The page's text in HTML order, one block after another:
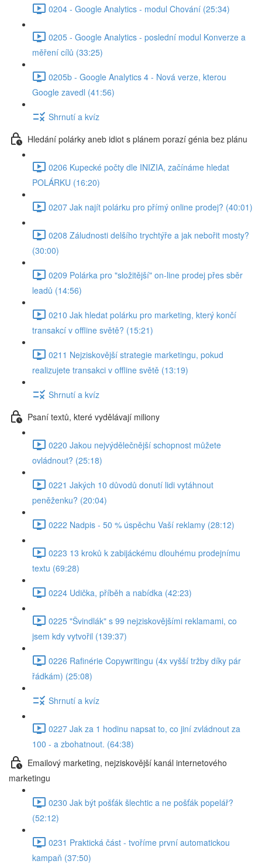
0204 - Google Analytics - modul Chování (25:34)
0205 - Google Analytics - poslední modul Konverze a
měření cílů (33:25)
0205b - Google Analytics 4 - Nová verze, kterou
Google zavedl (41:56)
Shrnutí a kvíz
Hledání polárky aneb idiot s plánem porazí génia bez plánu
0206 Kupecké počty dle INIZIA, začínáme hledat
POLÁRKU (16:20)
0207 Jak najít polárku pro přímý online prodej? (40:01)
0208 Záludnosti delšího trychtýře a jak nebořit mosty?
(30:00)
0209 Polárka pro "složitější" on-line prodej přes sběr
leadů (14:56)
0210 Jak hledat polárku pro marketing, který končí
transakcí v offline světě? (15:21)
0211 Nejziskovější strategie marketingu, pokud
realizujete transakci v offline světě (13:19)
Shrnutí a kvíz
Psaní textů, které vydělávají miliony
0220 Jakou nejvýdělečnější schopnost můžete
ovládnout? (25:18)
0221 Jakých 10 důvodů donutí lidi vytáhnout
peněženku? (20:04)
0222 Nadpis - 50 % úspěchu Vaší reklamy (28:12)
0223 13 kroků k zabijáckému dlouhému prodejnímu
textu (69:28)
0224 Udička, příběh a nabídka (42:23)
0225 "Švindlák" s 99 nejziskovějšími reklamami, co
jsem kdy vytvořil (139:37)
0226 Rafinérie Copywritingu (4x vyšší tržby díky pár
řádkám) (25:08)
Shrnutí a kvíz
0227 Jak za 1 hodinu napsat to, co jiní zvládnout za
100 - a zbohatnout. (64:38)
Emailový marketing, nejziskovější kanál internetového
marketingu
0230 Jak být pošťák šlechtic a ne pošťák popelář?
(52:12)
0231 Praktická část - tvoříme první automatickou
kampaň (37:50)